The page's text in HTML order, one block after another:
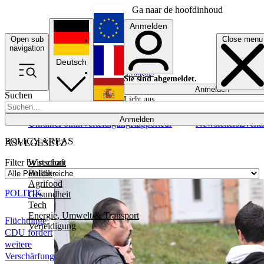
Ga naar de hoofdinhoud
Open sub
navigation
Close menu
Suchen
Anmelden
POLICY AREAS
Wirtschaft
Politik
Agrifood
Gesundheit
Tech
Energie, Umwelt & Transport
Verteidigung
UkrainePolitikVerteidigungRapporteur NewslettersEvents
Deutsch
English
Français
Anmelden
Sie sind abgemeldet.
Anmelden
Licht aus
ASYLGESETZ
Filter by section
Flüchtlinge:
CDU fordert
weitere
Verschärfung
POLITIK